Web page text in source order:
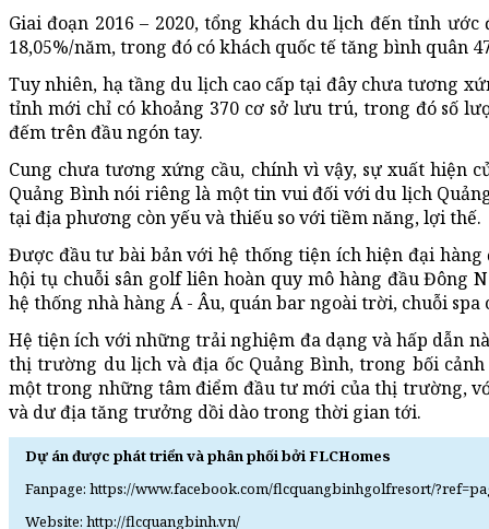
Giai đoạn 2016 – 2020, tổng khách du lịch đến tỉnh
18,05%/năm, trong đó có khách quốc tế tăng bình quân
Tuy nhiên, hạ tầng du lịch cao cấp tại đây chưa tương
tỉnh mới chỉ có khoảng 370 cơ sở lưu trú, trong đó số
đếm trên đầu ngón tay.
Cung chưa tương xứng cầu, chính vì vậy, sự xuất hiện
Quảng Bình nói riêng là một tin vui đối với du lịch
tại địa phương còn yếu và thiếu so với tiềm năng, lợi thế.
Được đầu tư bài bản với hệ thống tiện ích hiện đại hàng
hội tụ chuỗi sân golf liên hoàn quy mô hàng đầu Đông
hệ thống nhà hàng Á - Âu, quán bar ngoài trời, chuỗi
Hệ tiện ích với những trải nghiệm đa dạng và hấp dẫn
thị trường du lịch và địa ốc Quảng Bình, trong bối
một trong những tâm điểm đầu tư mới của thị trường,
và dư địa tăng trưởng dồi dào trong thời gian tới.
Dự án được phát triển và phân phối bởi FLCHomes
Fanpage: https://www.facebook.com/flcquangbinhgolfresort/
Website: http://flcquangbinh.vn/